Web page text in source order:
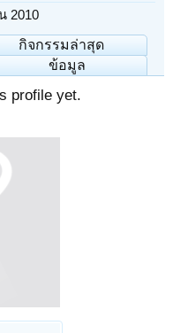
2010
กิจกรรมล่าสุด
ข้อมูล
profile yet.